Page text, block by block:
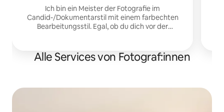
Ich bin ein Meister der Fotografie im
Candid-/Dokumentarstil mit einem farbechten
Bearbeitungsstil. Egal, ob du dich vor der
Alle Services von Fotograf:innen